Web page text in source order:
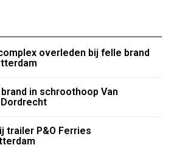
overleden bij felle brand
in schroothoop Van
trailer P&O Ferries